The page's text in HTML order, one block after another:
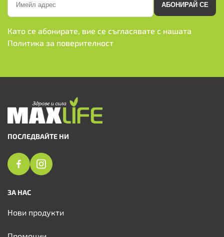
АБОНИРАЙ СЕ
Като се абонирате, вие се съгласявате с нашата
Политика за поверителност
ПОСЛЕДВАЙТЕ НИ
ЗА НАС
Нови продукти